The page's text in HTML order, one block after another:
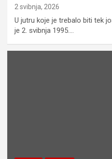
2 svibnja, 2026
U jutru koje je trebalo biti tek
je 2. svibnja 1995.…